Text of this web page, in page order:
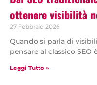
ottenere visibilità
27 Febbraio 2026
Quando si parla di
pensare al classico SEO
Leggi Tutto »